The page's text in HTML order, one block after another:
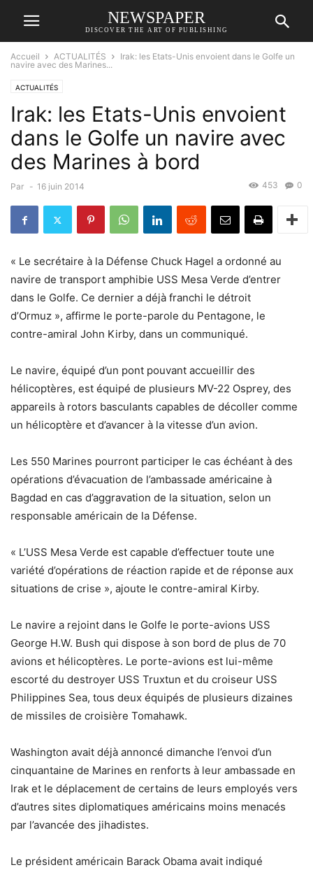
NEWSPAPER
DISCOVER THE ART OF PUBLISHING
Accueil ACTUALITÉS
Irak: les Etats-Unis envoient dans le Golfe un
navire avec des Marines...
ACTUALITÉS
Irak: les Etats-Unis envoient
dans le Golfe un navire avec
des Marines à bord
Par - 16 juin 2014 0
453
« Le secrétaire à la Défense Chuck Hagel a ordonné au
navire de transport amphibie USS Mesa Verde d’entrer
dans le Golfe. Ce dernier a déjà franchi le détroit
d’Ormuz », affirme le porte-parole du Pentagone, le
contre-amiral John Kirby, dans un communiqué.
Le navire, équipé d’un pont pouvant accueillir des
hélicoptères, est équipé de plusieurs MV-22 Osprey, des
appareils à rotors basculants capables de décoller comme
un hélicoptère et d’avancer à la vitesse d’un avion.
Les 550 Marines pourront participer le cas échéant à des
opérations d’évacuation de l’ambassade américaine à
Bagdad en cas d’aggravation de la situation, selon un
responsable américain de la Défense.
« L’USS Mesa Verde est capable d’effectuer toute une
variété d’opérations de réaction rapide et de réponse aux
situations de crise », ajoute le contre-amiral Kirby.
Le navire a rejoint dans le Golfe le porte-avions USS
George H.W. Bush qui dispose à son bord de plus de 70
avions et hélicoptères. Le porte-avions est lui-même
escorté du destroyer USS Truxtun et du croiseur USS
Philippines Sea, tous deux équipés de plusieurs dizaines
de missiles de croisière Tomahawk.
Washington avait déjà annoncé dimanche l’envoi d’un
cinquantaine de Marines en renforts à leur ambassade en
Irak et le déplacement de certains de leurs employés vers
d’autres sites diplomatiques américains moins menacés
par l’avancée des jihadistes.
Le président américain Barack Obama avait indiqué